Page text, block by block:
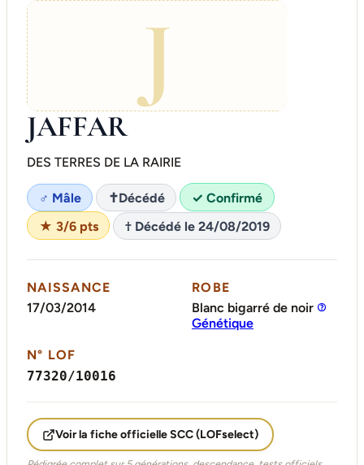
J
JAFFAR
DES TERRES DE LA RAIRIE
♂ Mâle ✝Décédé
✓ Confirmé
★ 3/6 pts
† Décédé le 24/08/2019
NAISSANCE
17/03/2014
ROBE
Blanc bigarré de noir
Génétique
N° LOF
77320/10016
Voir la fiche officielle SCC (LOFselect)